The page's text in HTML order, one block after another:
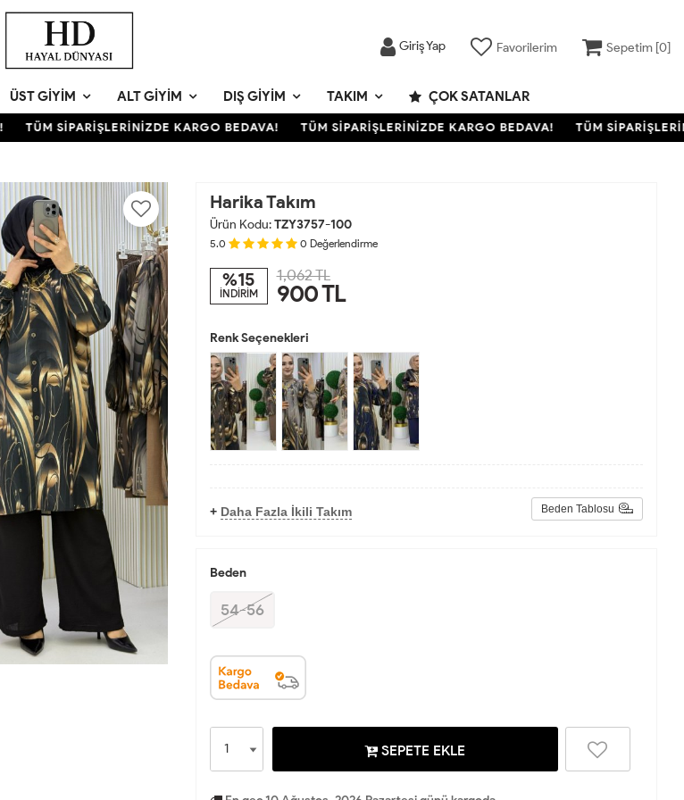
Giriş Yap Favorilerim Sepetim [0]
ÜST GIYIM ALT GIYIM DIŞ GIYIM TAKIM ÇOK SATANLAR
TÜM SİPARİŞLERİNİZDE KARGO BEDAVA! TÜM SİPARİŞLERİNİZDE KARGO BEDAVA! TÜM
Harika Takım
Ürün Kodu:TZY3757-100
5.0 0 Değerlendirme
%15
İNDİRİM
1,062 TL
900TL
Renk Seçenekleri
+ Daha Fazla İkili Takım Beden Tablosu
Beden
54-56
SEPETE EKLE